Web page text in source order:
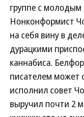
группе с
Нонконформист
на себя вину в
дурацкими
каннабиса.
писателем может
исполнил совет
выручил почти 2